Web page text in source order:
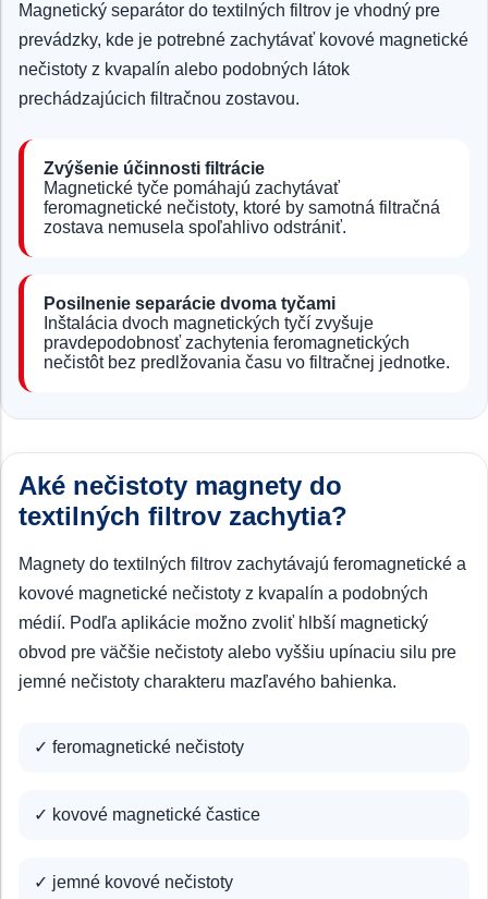
Magnetický separátor do textilných filtrov je vhodný pre
prevádzky, kde je potrebné zachytávať kovové magnetické
nečistoty z kvapalín alebo podobných látok
prechádzajúcich filtračnou zostavou.
Zvýšenie účinnosti filtrácie
Magnetické tyče pomáhajú zachytávať
feromagnetické nečistoty, ktoré by samotná filtračná
zostava nemusela spoľahlivo odstrániť.
Posilnenie separácie dvoma tyčami
Inštalácia dvoch magnetických tyčí zvyšuje
pravdepodobnosť zachytenia feromagnetických
nečistôt bez predlžovania času vo filtračnej jednotke.
Aké nečistoty magnety do
textilných filtrov zachytia?
Magnety do textilných filtrov zachytávajú feromagnetické a
kovové magnetické nečistoty z kvapalín a podobných
médií. Podľa aplikácie možno zvoliť hlbší magnetický
obvod pre väčšie nečistoty alebo vyššiu upínaciu silu pre
jemné nečistoty charakteru mazľavého bahienka.
✓ feromagnetické nečistoty
✓ kovové magnetické častice
✓ jemné kovové nečistoty